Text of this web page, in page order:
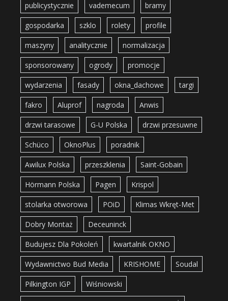
publicystycznie vademecum bramy
gospodarka szklo rolety profile
maszyny analitycznie normalizacja
sponsorowany ogrody promocje
wydarzenia fasady okna_dachowe targi
fakro Aluprof nagroda Anwis
drzwi tarasowe G-U Polska drzwi przesuwne
Schüco OknoPlus poradnik
Awilux Polska przeszklenia Saint-Gobain
Hörmann Polska Pagen Krispol
stolarka otworowa POiD Klimas Wkręt-Met
Dobry Montaż Deceuninck
Budujesz Dla Pokoleń kwartalnik OKNO
Wydawnictwo Bud Media KRISHOME Soudal
Pilkington IGP Wiśniowski